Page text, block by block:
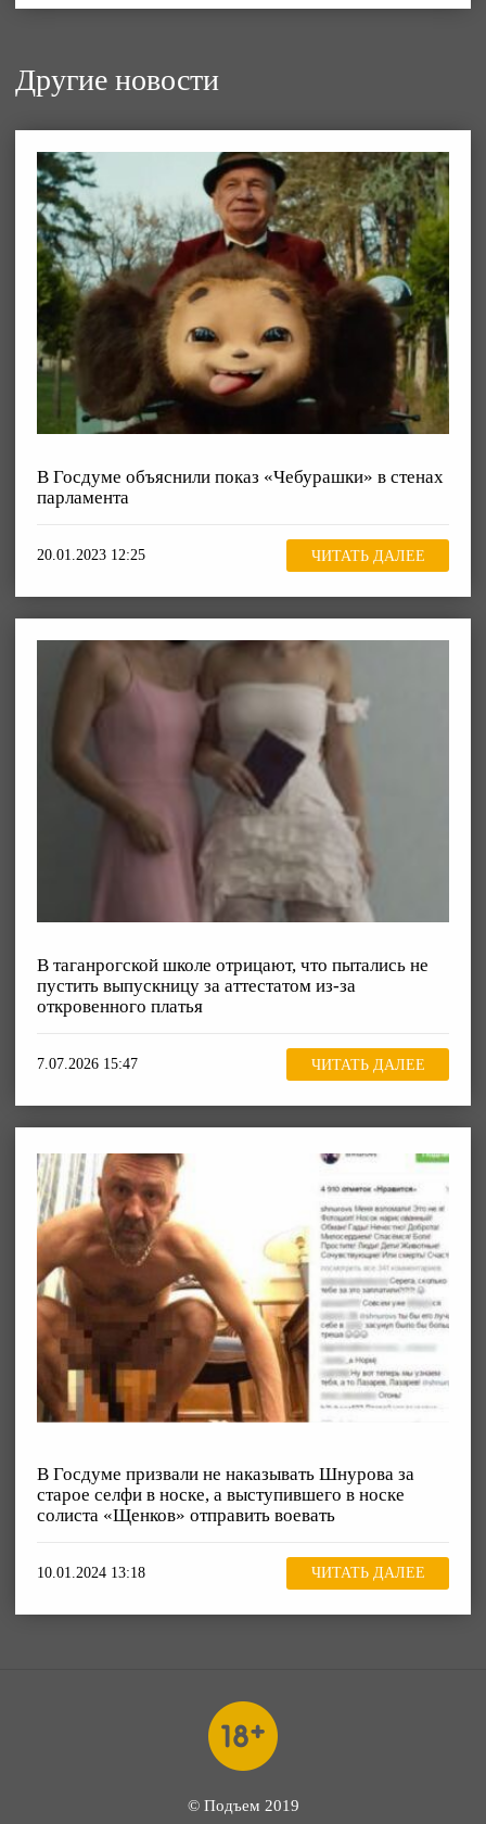
Другие новости
В Госдуме объяснили показ «Чебурашки» в стенах
парламента
20.01.2023 12:25 ЧИТАТЬ ДАЛЕЕ
В таганрогской школе отрицают, что пытались не
пустить выпускницу за аттестатом из-за
откровенного платья
7.07.2026 15:47 ЧИТАТЬ ДАЛЕЕ
В Госдуме призвали не наказывать Шнурова за
старое селфи в носке, а выступившего в носке
солиста «Щенков» отправить воевать
10.01.2024 13:18 ЧИТАТЬ ДАЛЕЕ
© Подъем 2019